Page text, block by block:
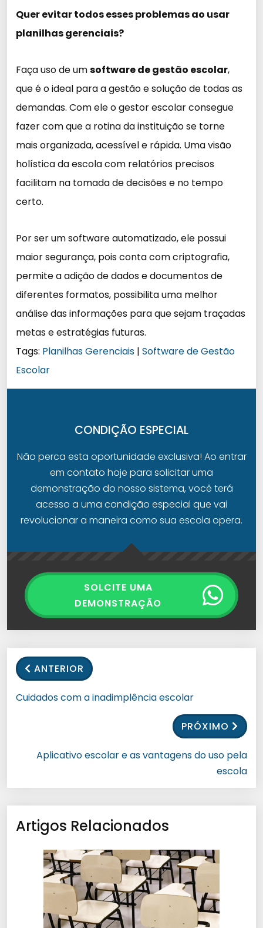
Quer evitar todos esses problemas ao usar
planilhas gerenciais?
Faça uso de umsoftware de gestão escolar,
que é o ideal para a gestão e solução de todas as
demandas. Com ele o gestor escolar consegue
fazer com que a rotina da instituição se torne
mais organizada, acessível e rápida. Uma visão
holística da escola com relatórios precisos
facilitam na tomada de decisões e no tempo
certo.
Por ser um software automatizado, ele possui
maior segurança, pois conta com criptografia,
permite a adição de dados e documentos de
diferentes formatos, possibilita uma melhor
análise das informações para que sejam traçadas
metas e estratégias futuras.
Tags: Planilhas Gerenciais | Software de Gestão
Escolar
CONDIÇÃO ESPECIAL
Não perca esta oportunidade exclusiva! Ao entrar
em contato hoje para solicitar uma
demonstração do nosso sistema, você terá
acesso a uma condição especial que vai
revolucionar a maneira como sua escola opera.
SOLCITE UMA
DEMONSTRAÇÃO
ANTERIOR
Cuidados com a inadimplência escolar
PRÓXIMO
Aplicativo escolar e as vantagens do uso pela
escola
Artigos Relacionados